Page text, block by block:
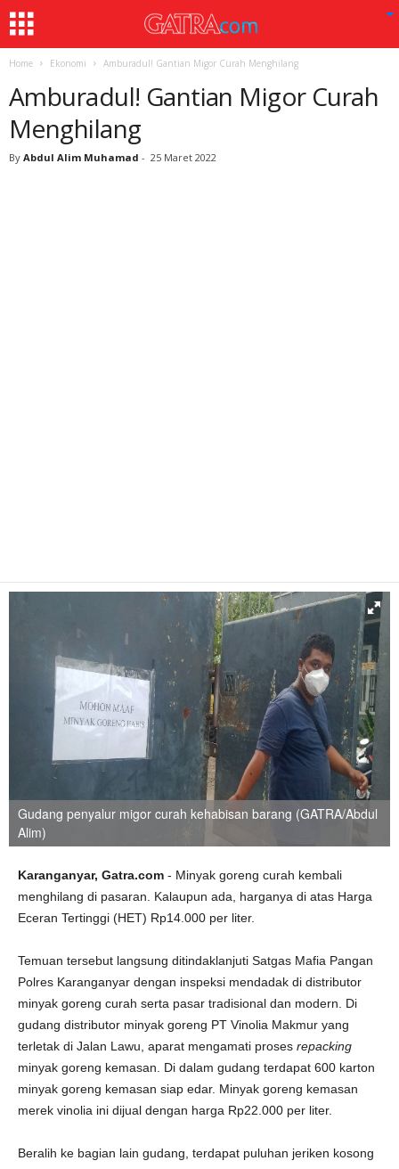
Home Ekonomi Amburadul! Gantian Migor Curah Menghilang
Amburadul! Gantian Migor Curah
Menghilang
By Abdul Alim Muhamad - 25 Maret 2022
Gudang penyalur migor curah kehabisan barang (GATRA/Abdul
Alim)
Karanganyar, Gatra.com - Minyak goreng curah kembali
menghilang di pasaran. Kalaupun ada, harganya di atas Harga
Eceran Tertinggi (HET) Rp14.000 per liter.
Temuan tersebut langsung ditindaklanjuti Satgas Mafia Pangan
Polres Karanganyar dengan inspeksi mendadak di distributor
minyak goreng curah serta pasar tradisional dan modern. Di
gudang distributor minyak goreng PT Vinolia Makmur yang
terletak di Jalan Lawu, aparat mengamati proses repacking
minyak goreng kemasan. Di dalam gudang terdapat 600 karton
minyak goreng kemasan siap edar. Minyak goreng kemasan
merek vinolia ini dijual dengan harga Rp22.000 per liter.
Beralih ke bagian lain gudang, terdapat puluhan jeriken kosong